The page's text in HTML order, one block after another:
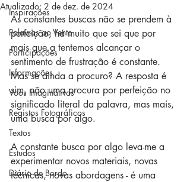
Inspirações
Palavras ao Vento
Participações
Informações
Voos Imaginativos
Registos Fotográficos
Textos
Estudos
Diário de Bordo
Atualizado: 2 de dez. de 2024
As constantes buscas não se prendem à
perfeição, há muito que sei que por
mais que a tentemos alcançar o
sentimento de frustração é constante.
Mas se ainda a procuro? A resposta é
sim, não uma procura por perfeição no
significado literal da palavra, mas mais,
uma busca por algo.
A constante busca por algo leva-me a
experimentar novos materiais, novas
técnicas, novas abordagens - é uma